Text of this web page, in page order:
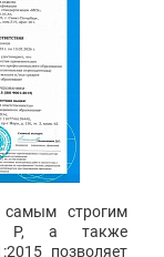
самым строгим
Р, а также
позволяет